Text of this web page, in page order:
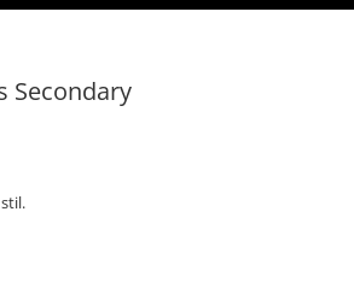
Secondary